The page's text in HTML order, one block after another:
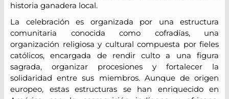
historia ganadera local.
La celebración es organizada por una estructura
comunitaria conocida como cofradías, una
organización religiosa y cultural compuesta por fieles
católicos, encargada de rendir culto a una figura
sagrada, organizar procesiones y fortalecer la
solidaridad entre sus miembros. Aunque de origen
europeo, estas estructuras se han enriquecido en